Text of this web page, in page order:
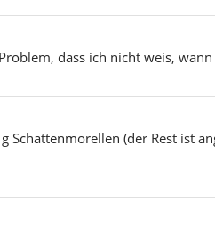
dass ich nicht weis,
Schattenmorellen (der Rest ist